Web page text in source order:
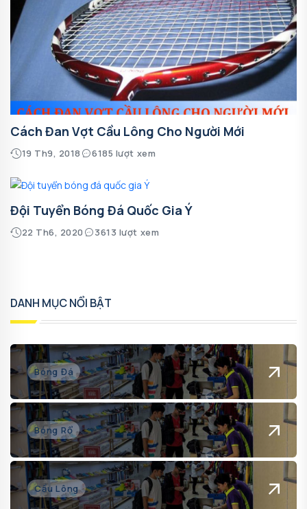
Cách Đan Vợt Cầu Lông Cho Người Mới
19 Th9, 2018 6185 lượt xem
Đội Tuyển Bóng Đá Quốc Gia Ý
22 Th6, 2020 3613 lượt xem
DANH MỤC NỔI BẬT
Bóng Đá
Bóng Rổ
Cầu Lông